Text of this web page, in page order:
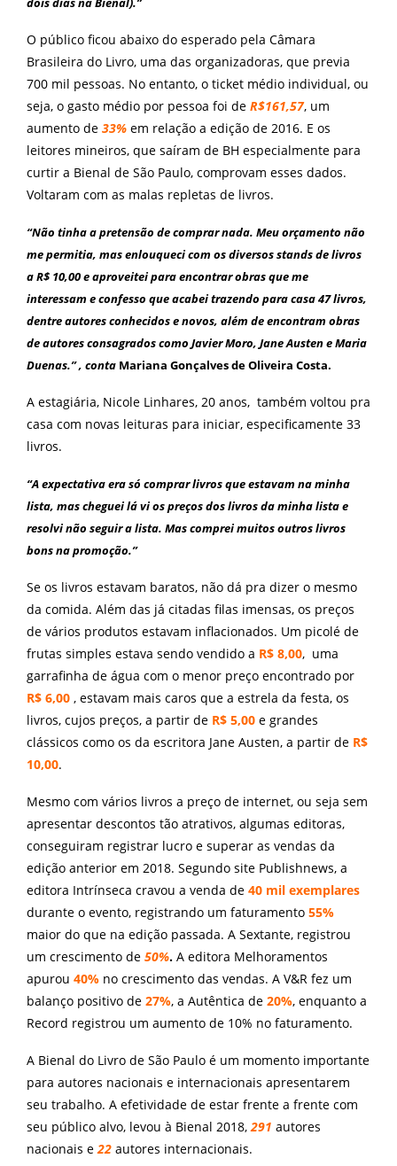
O público ficou abaixo do esperado pela Câmara
Brasileira do Livro, uma das organizadoras, que previa
700 mil pessoas. No entanto, o ticket médio individual, ou
seja, o gasto médio por pessoa foi de R$161,57, um
aumento de 33% em relação a edição de 2016. E os
leitores mineiros, que saíram de BH especialmente para
curtir a Bienal de São Paulo, comprovam esses dados.
Voltaram com as malas repletas de livros.
“Não tinha a pretensão de comprar nada. Meu orçamento não
me permitia, mas enlouqueci com os diversos stands de livros
a R$ 10,00 e aproveitei para encontrar obras que me
interessam e confesso que acabei trazendo para casa 47 livros,
dentre autores conhecidos e novos, além de encontram obras
de autores consagrados como Javier Moro, Jane Austen e Maria
Duenas.” , conta Mariana Gonçalves de Oliveira Costa.
A estagiária, Nicole Linhares, 20 anos, também voltou pra
casa com novas leituras para iniciar, especificamente 33
livros.
“A expectativa era só comprar livros que estavam na minha
lista, mas cheguei lá vi os preços dos livros da minha lista e
resolvi não seguir a lista. Mas comprei muitos outros livros
bons na promoção.”
Se os livros estavam baratos, não dá pra dizer o mesmo
da comida. Além das já citadas filas imensas, os preços
de vários produtos estavam inflacionados. Um picolé de
frutas simples estava sendo vendido a R$ 8,00, uma
garrafinha de água com o menor preço encontrado por
R$ 6,00 , estavam mais caros que a estrela da festa, os
livros, cujos preços, a partir de R$ 5,00 e grandes
clássicos como os da escritora Jane Austen, a partir de R$
10,00.
Mesmo com vários livros a preço de internet, ou seja sem
apresentar descontos tão atrativos, algumas editoras,
conseguiram registrar lucro e superar as vendas da
edição anterior em 2018. Segundo site Publishnews, a
editora Intrínseca cravou a venda de 40 mil exemplares
durante o evento, registrando um faturamento 55%
maior do que na edição passada. A Sextante, registrou
um crescimento de 50%. A editora Melhoramentos
apurou 40% no crescimento das vendas. A V&R fez um
balanço positivo de 27%, a Autêntica de 20%, enquanto a
Record registrou um aumento de 10% no faturamento.
A Bienal do Livro de São Paulo é um momento importante
para autores nacionais e internacionais apresentarem
seu trabalho. A efetividade de estar frente a frente com
seu público alvo, levou à Bienal 2018,291 autores
nacionais e22 autores internacionais.